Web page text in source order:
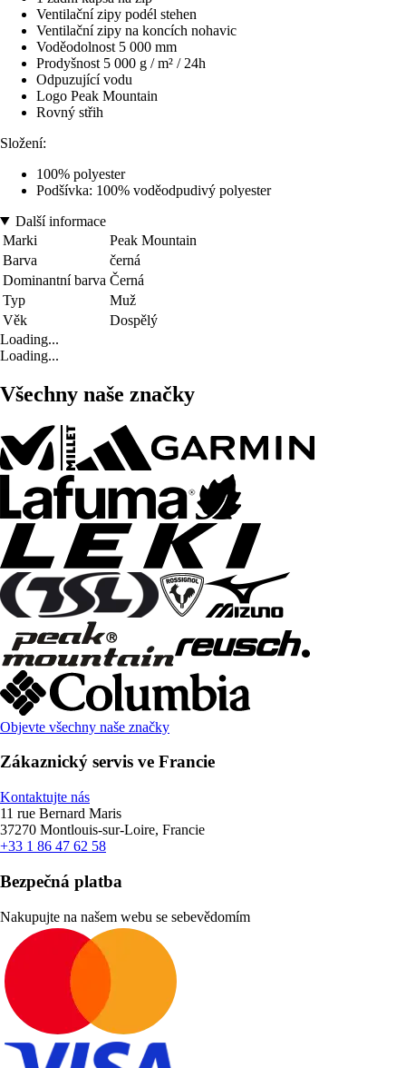
Ventilační zipy podél stehen
Ventilační zipy na koncích nohavic
Voděodolnost 5 000 mm
Prodyšnost 5 000 g / m² / 24h
Odpuzující vodu
Logo Peak Mountain
Rovný střih
Složení:
100% polyester
Podšívka: 100% voděodpudivý polyester
Další informace
Marki
Peak Mountain
Barva
černá
Dominantní barva Černá
Typ
Muž
Věk
Dospělý
Loading...
Loading...
Všechny naše značky
Objevte všechny naše značky
Zákaznický servis ve Francie
Kontaktujte nás
11 rue Bernard Maris
37270 Montlouis-sur-Loire, Francie
+33 1 86 47 62 58
Bezpečná platba
Nakupujte na našem webu se sebevědomím